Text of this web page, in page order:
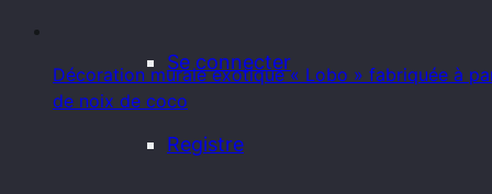
Se connecter
Registre
Décoration murale exotique « Lobo » fabriquée à
de noix de coco